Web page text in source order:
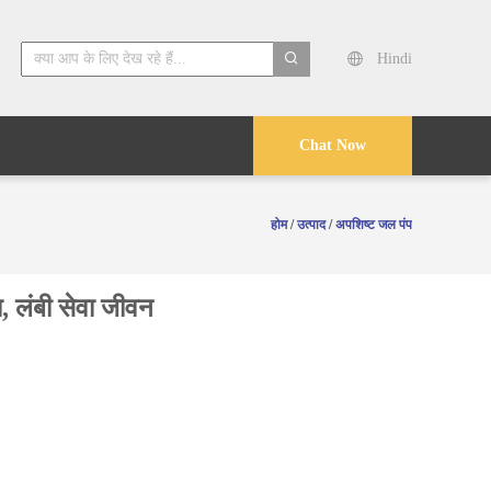
Hindi
Chat Now
होम /उत्पाद/अपशिष्ट जल पंप
लंबी सेवा जीवन